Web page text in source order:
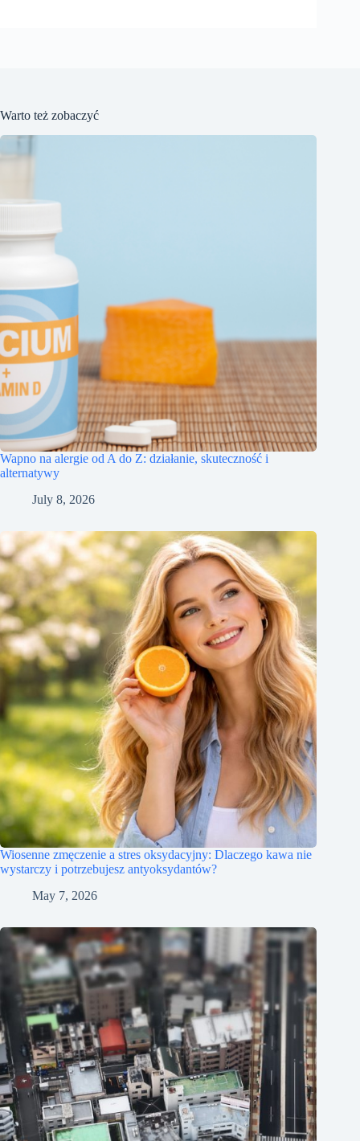
Warto też zobaczyć
Wapno na alergie od A do Z: działanie, skuteczność i
alternatywy
July 8, 2026
Wiosenne zmęczenie a stres oksydacyjny: Dlaczego kawa nie
wystarczy i potrzebujesz antyoksydantów?
May 7, 2026